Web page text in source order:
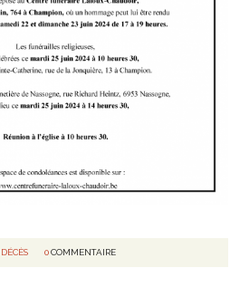
DÉCÈS 0COMMENTAIRE